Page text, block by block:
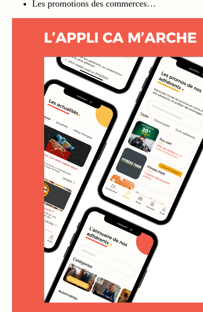
Les promotions des commerces…